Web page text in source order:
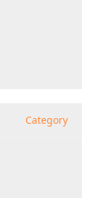
Category